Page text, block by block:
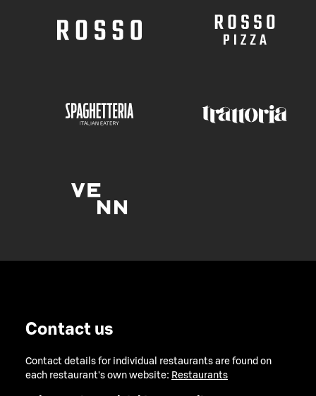
Contact us
Contact details for individual restaurants are found on
each restaurant's own website: Restaurants